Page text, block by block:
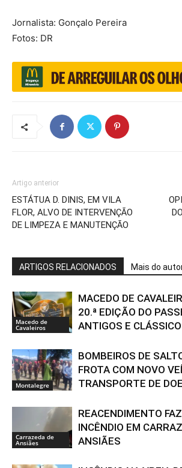
Jornalista: Gonçalo Pereira
Fotos: DR
Artigo anterior
ESTÁTUA D. DINIS, EM VILA
FLOR, ALVO DE INTERVENÇÃO
DE LIMPEZA E MANUTENÇÃO
ARTIGOS RELACIONADOS Mais do
Macedo de
Cavaleiros
MACEDO DE
20.ª EDIÇÃO DO
ANTIGOS E
Montalegre
BOMBEIROS DE
FROTA COM NOVO
TRANSPORTE DE
Carrazeda de
Ansiães
REACENDIMENTO
INCÊNDIO EM
ANSIÃES